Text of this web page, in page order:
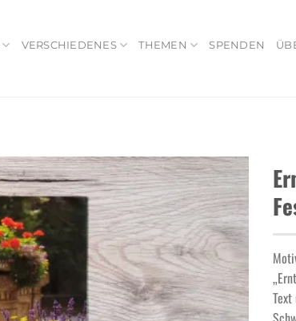
VERSCHIEDENES THEMEN SPENDEN
Add to
wishlist
Text